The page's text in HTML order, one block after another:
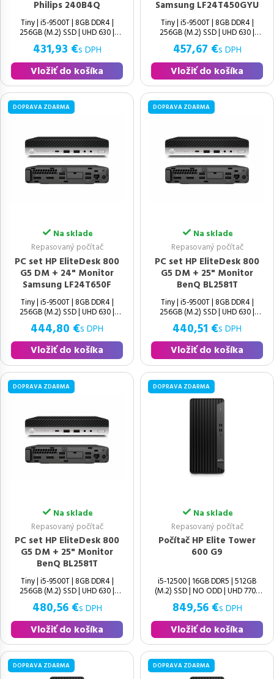
Philips 240B4Q
Tiny | i5-9500T | 8GB DDR4 |
256GB (M.2) SSD | UHD 630 |
Windows 11 Pro | Výborný | 9.
Generation
431,93 €s DPH
Vložiť do košíka
Samsung LF24T450GYU
Tiny | i5-9500T | 8GB DDR4 |
256GB (M.2) SSD | UHD 630 |
Windows 11 Pro | Výborný | 9.
Generation
457,67 €s DPH
Vložiť do košíka
DOPRAVA ZDARMA
Na sklade
Repasovaný počítač
PC set HP EliteDesk 800
G5 DM + 24" Monitor
Samsung LF24T650F
Tiny | i5-9500T | 8GB DDR4 |
256GB (M.2) SSD | UHD 630 |
444,80 €s DPH
Vložiť do košíka
DOPRAVA ZDARMA
Na sklade
Repasovaný počítač
PC set HP EliteDesk 800
G5 DM + 25" Monitor
BenQ BL2581T
Tiny | i5-9500T | 8GB DDR4 |
256GB (M.2) SSD | UHD 630 |
Generation
440,51 €s DPH
Vložiť do košíka
DOPRAVA ZDARMA
Na sklade
Repasovaný počítač
PC set HP EliteDesk 800
G5 DM + 25" Monitor
BenQ BL2581T
Tiny | i5-9500T | 8GB DDR4 |
256GB (M.2) SSD | UHD 630 |
Windows 11 Pro | Výborný | 9.
Generation
480,56 €s DPH
Vložiť do košíka
DOPRAVA ZDARMA
Na sklade
Repasovaný počítač
Počítač HP Elite Tower
600 G9
i5-12500 | 16GB DDR5 | 512GB
(M.2) SSD | NO ODD | UHD 770 |
Windows 11 Pro | HDMI 1.4b |
849,56 €s DPH
Vložiť do košíka
DOPRAVA ZDARMA DOPRAVA ZDARMA